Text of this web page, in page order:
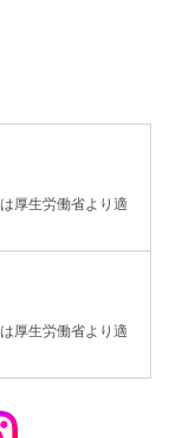
厚生労働省より適
厚生労働省より適